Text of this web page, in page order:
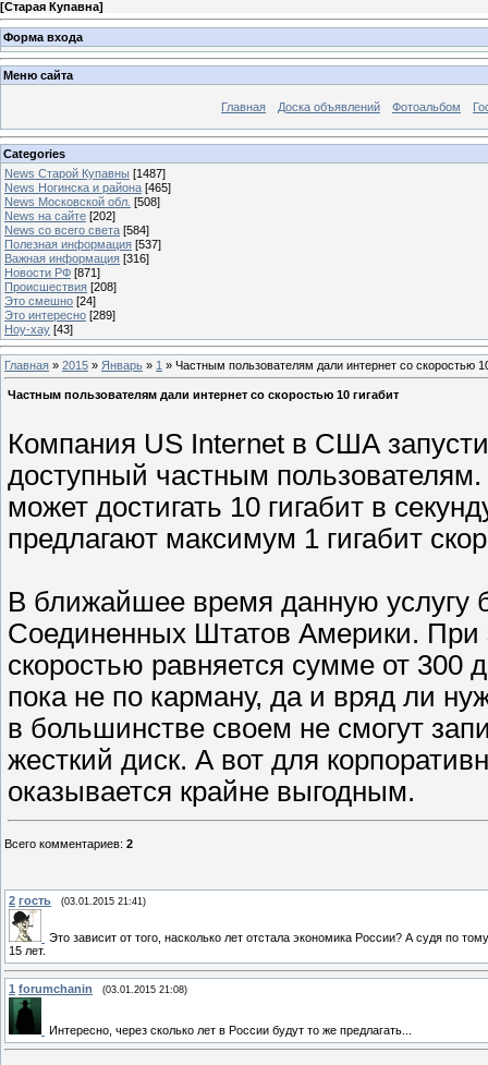
[Старая Купавна]
Форма входа
Меню сайта
Главная Доска объявлений Фотоальбом
Categories
News Старой Купавны [1487]
News Ногинска и района [465]
News Московской обл. [508]
News на сайте [202]
News со всего света [584]
Полезная информация [537]
Важная информация [316]
Новости РФ [871]
Происшествия [208]
Это смешно [24]
Это интересно [289]
Ноу-хау [43]
Главная » 2015 » Январь » 1 » Частным пользователям дали интернет со скоростью
Частным пользователям дали интернет со скоростью 10 гигабит
Компания US Internet в США
доступный частным
может достигать 10 гигабит в
предлагают максимум 1 гигабит
В ближайшее время данную услугу
Соединенных Штатов Америки. При
скоростью равняется сумме от 300
пока не по карману, да и вряд ли
в большинстве своем не смогут
жесткий диск. А вот для
оказывается крайне выгодным.
Всего комментариев: 2
2 гость (03.01.2015 21:41)
Это зависит от того, насколько лет отстала экономика России? А судя по
15 лет.
1 forumchanin (03.01.2015 21:08)
Интересно, через сколько лет в России будут то же предлагать...